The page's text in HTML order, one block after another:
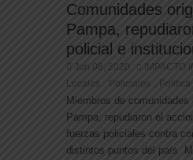
Comunidades
Pampa,
policial e
Jun 08, 2020
IMPACTO
Locales
Policiales Politica
Miembros de comunidades
Pampa, repudiaron el
fuerzas policiales contra
distintos puntos del país.